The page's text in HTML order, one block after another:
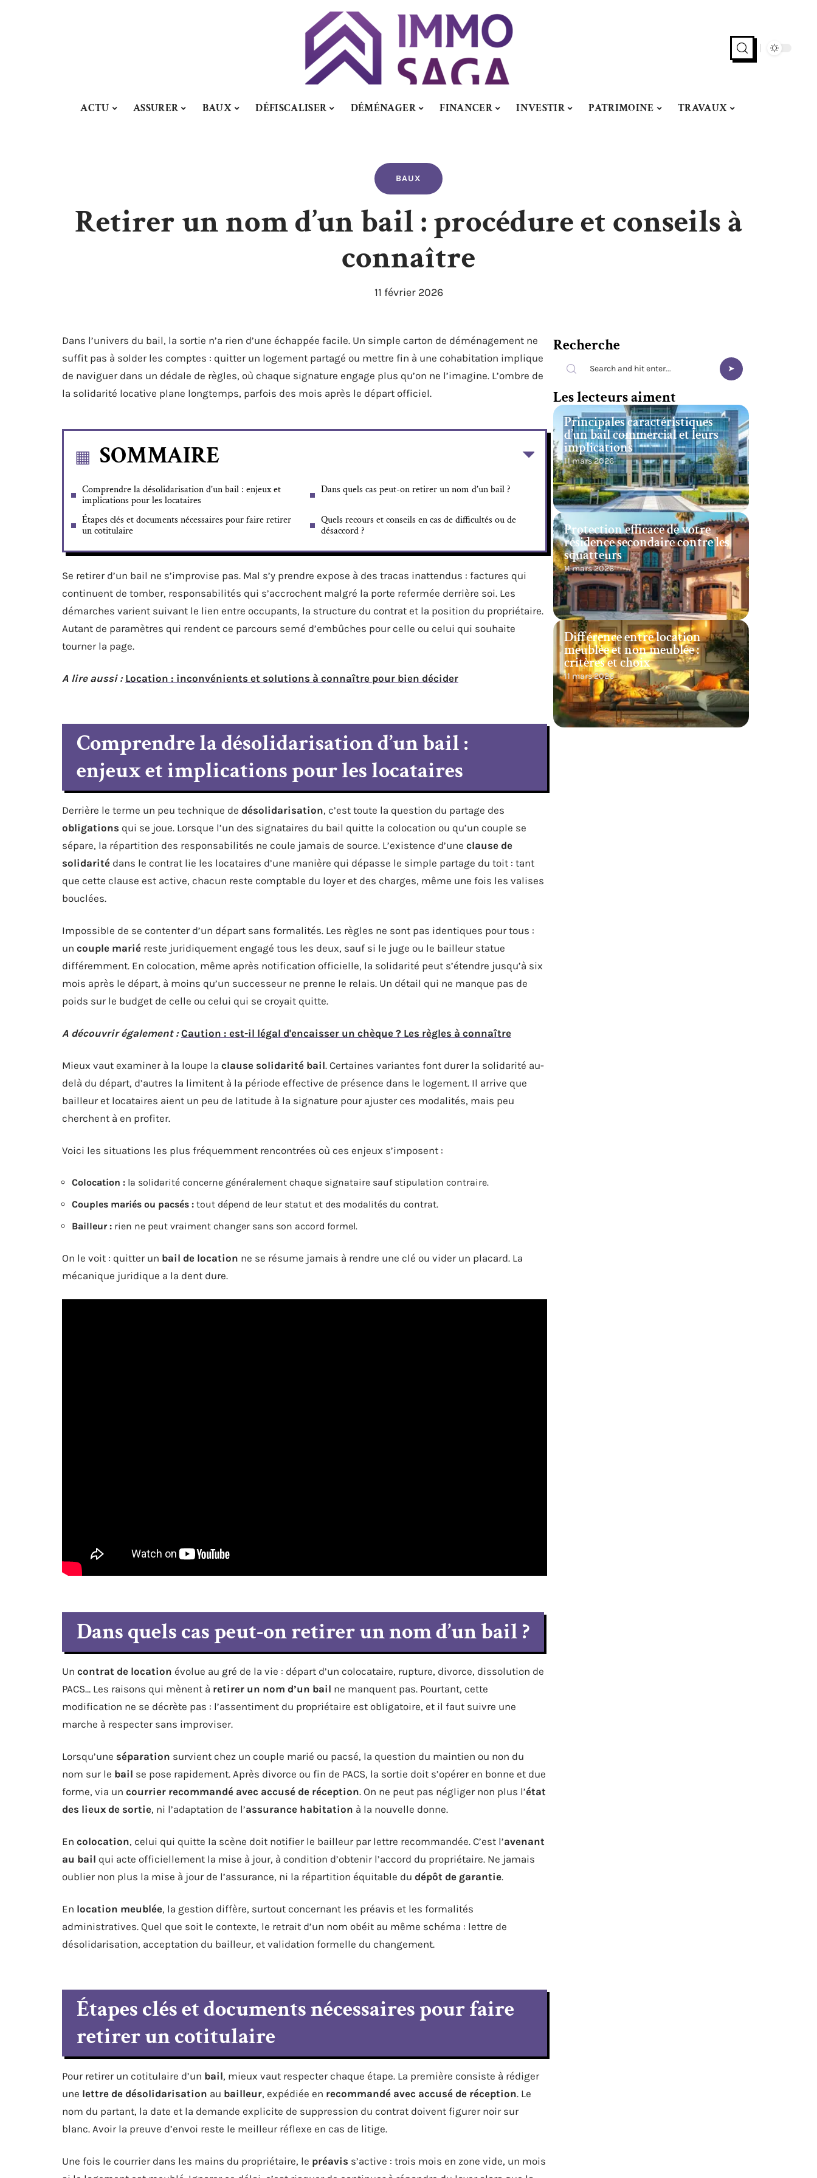
ACTU ASSURER BAUX DÉFISCALISER DÉMÉNAGER FINANCER INVESTIR PATRIMOINE TRAVAUX
BAUX
Retirer un nom d’un bail : procédure et conseils à
connaître
11 février 2026
Dans l’univers du bail, la sortie n’a rien d’une échappée facile. Un simple carton de déménagement ne
suffit pas à solder les comptes : quitter un logement partagé ou mettre fin à une cohabitation implique
de naviguer dans un dédale de règles, où chaque signature engage plus qu’on ne l’imagine. L’ombre de
la solidarité locative plane longtemps, parfois des mois après le départ officiel.
SOMMAIRE
Comprendre la désolidarisation d’un bail : enjeux et
implications pour les locataires
Dans quels cas peut-on retirer un nom d’un bail ?
Étapes clés et documents nécessaires pour faire retirer
un cotitulaire
Quels recours et conseils en cas de difficultés ou de
désaccord ?
Se retirer d’un bail ne s’improvise pas. Mal s’y prendre expose à des tracas inattendus : factures qui
continuent de tomber, responsabilités qui s’accrochent malgré la porte refermée derrière soi. Les
démarches varient suivant le lien entre occupants, la structure du contrat et la position du propriétaire.
Autant de paramètres qui rendent ce parcours semé d’embûches pour celle ou celui qui souhaite
tourner la page.
A lire aussi : Location : inconvénients et solutions à connaître pour bien décider
Comprendre la désolidarisation d’un bail :
enjeux et implications pour les locataires
Derrière le terme un peu technique de désolidarisation, c’est toute la question du partage des
obligations qui se joue. Lorsque l’un des signataires du bail quitte la colocation ou qu’un couple se
sépare, la répartition des responsabilités ne coule jamais de source. L’existence d’une clause de
solidarité dans le contrat lie les locataires d’une manière qui dépasse le simple partage du toit : tant
que cette clause est active, chacun reste comptable du loyer et des charges, même une fois les valises
bouclées.
Impossible de se contenter d’un départ sans formalités. Les règles ne sont pas identiques pour tous :
un couple marié reste juridiquement engagé tous les deux, sauf si le juge ou le bailleur statue
différemment. En colocation, même après notification officielle, la solidarité peut s’étendre jusqu’à six
mois après le départ, à moins qu’un successeur ne prenne le relais. Un détail qui ne manque pas de
poids sur le budget de celle ou celui qui se croyait quitte.
A découvrir également : Caution : est-il légal d'encaisser un chèque ? Les règles à connaître
Mieux vaut examiner à la loupe la clause solidarité bail. Certaines variantes font durer la solidarité au-
delà du départ, d’autres la limitent à la période effective de présence dans le logement. Il arrive que
bailleur et locataires aient un peu de latitude à la signature pour ajuster ces modalités, mais peu
cherchent à en profiter.
Voici les situations les plus fréquemment rencontrées où ces enjeux s’imposent :
Colocation : la solidarité concerne généralement chaque signataire sauf stipulation contraire.
Couples mariés ou pacsés : tout dépend de leur statut et des modalités du contrat.
Bailleur : rien ne peut vraiment changer sans son accord formel.
On le voit : quitter un bail de location ne se résume jamais à rendre une clé ou vider un placard. La
mécanique juridique a la dent dure.
Dans quels cas peut-on retirer un nom d’un bail ?
Un contrat de location évolue au gré de la vie : départ d’un colocataire, rupture, divorce, dissolution de
PACS… Les raisons qui mènent à retirer un nom d’un bail ne manquent pas. Pourtant, cette
modification ne se décrète pas : l’assentiment du propriétaire est obligatoire, et il faut suivre une
marche à respecter sans improviser.
Lorsqu’une séparation survient chez un couple marié ou pacsé, la question du maintien ou non du
nom sur le bail se pose rapidement. Après divorce ou fin de PACS, la sortie doit s’opérer en bonne et due
forme, via un courrier recommandé avec accusé de réception. On ne peut pas négliger non plus l’état
des lieux de sortie, ni l’adaptation de l’assurance habitation à la nouvelle donne.
En colocation, celui qui quitte la scène doit notifier le bailleur par lettre recommandée. C’est l’avenant
au bail qui acte officiellement la mise à jour, à condition d’obtenir l’accord du propriétaire. Ne jamais
oublier non plus la mise à jour de l’assurance, ni la répartition équitable du dépôt de garantie.
En location meublée, la gestion diffère, surtout concernant les préavis et les formalités
administratives. Quel que soit le contexte, le retrait d’un nom obéit au même schéma : lettre de
désolidarisation, acceptation du bailleur, et validation formelle du changement.
Étapes clés et documents nécessaires pour faire
retirer un cotitulaire
Pour retirer un cotitulaire d’un bail, mieux vaut respecter chaque étape. La première consiste à rédiger
une lettre de désolidarisation au bailleur, expédiée en recommandé avec accusé de réception. Le
nom du partant, la date et la demande explicite de suppression du contrat doivent figurer noir sur
blanc. Avoir la preuve d’envoi reste le meilleur réflexe en cas de litige.
Une fois le courrier dans les mains du propriétaire, le préavis s’active : trois mois en zone vide, un mois
Recherche
Les lecteurs aiment
Principales caractéristiques
d’un bail commercial et leurs
implications
11 mars 2026
Protection efficace de votre
résidence secondaire contre les
squatteurs
11 mars 2026
Différence entre location
meublée et non meublée :
critères et choix
11 mars 2026